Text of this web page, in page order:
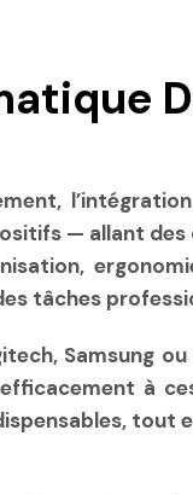
— allant
tâches
Samsung
à
tout